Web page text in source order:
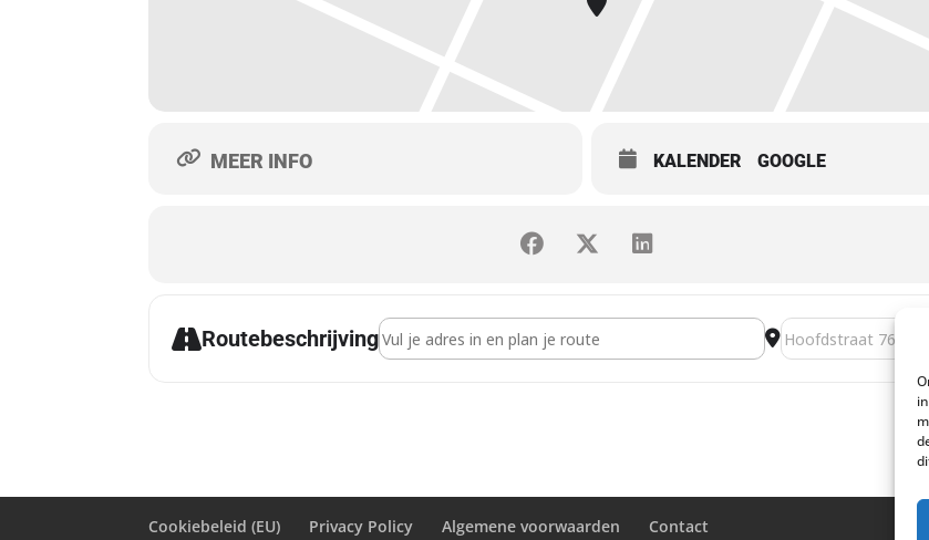
MEER INFO KALENDER GOOGLE
RoutebeschrijvingAddress - CPE presenteert: Elisabeth Hetherington en ADAM Quartet
Destination
Cookiebeleid (EU) Privacy Policy Algemene voorwaarden Contact